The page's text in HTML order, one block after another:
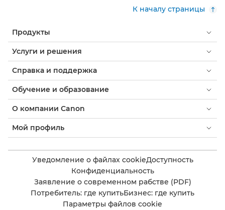
К началу страницы
Продукты
Услуги и решения
Справка и поддержка
Обучение и образование
О компании Canon
Мой профиль
Уведомление о файлах cookieДоступность
Конфиденциальность
Заявление о современном рабстве (PDF)
Потребитель: где купитьБизнес: где купить
Параметры файлов cookie